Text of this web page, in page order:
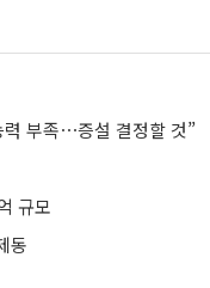
력 부족⋯증설 결정할 것”
규모
동